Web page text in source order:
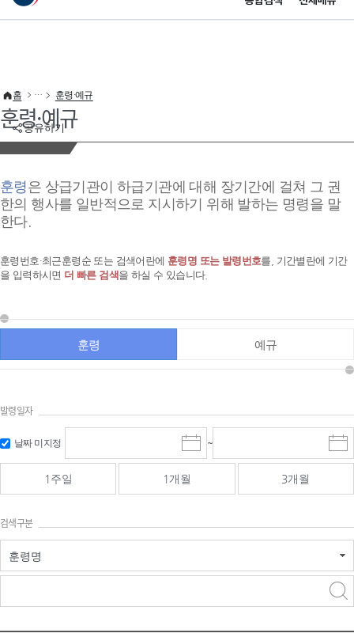
이 누리집은 대한민국 공식 전자정부 누리집입니다.
공유하기
홈 훈령·예규
훈령·예규
훈령은 상급기관이 하급기관에 대해 장기간에 걸쳐 그 권
한의 행사를 일반적으로 지시하기 위해 발하는 명령을 말
한다.
훈령번호·최근훈령순 또는 검색어란에 훈령명 또는 발령번호를, 기간별란에 기간
을 입력하시면 더 빠른 검색 을 하실 수 있습니다.
훈령 예규
발령일자
날짜 미지정
시
작
일
선
~
마
감
선
1주일 1개월 3개월
검색구분
훈령명